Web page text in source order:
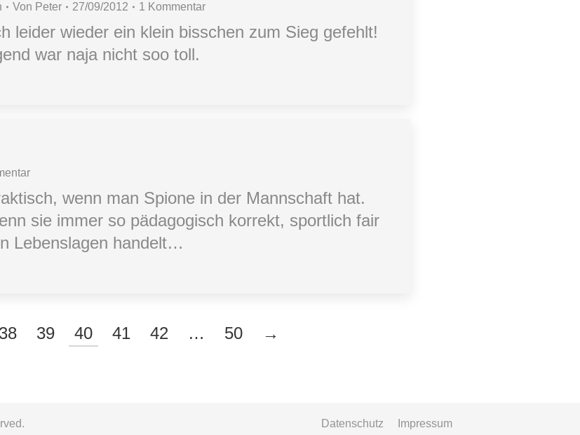
Von Peter 27/09/2012 1 Kommentar
leider wieder ein klein bisschen zum Sieg gefehlt!
war naja nicht soo toll.
wenn man Spione in der Mannschaft hat.
sie immer so pädagogisch korrekt, sportlich fair
Lebenslagen handelt…
38 39 40 41 42 … 50 →
Datenschutz Impressum